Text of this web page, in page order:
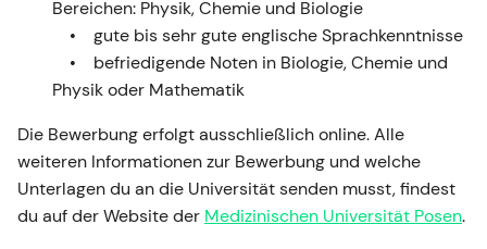
Bereichen: Physik, Chemie und Biologie
gute bis sehr gute englische Sprachkenntnisse
befriedigende Noten in Biologie, Chemie und
Physik oder Mathematik
Die Bewerbung erfolgt ausschließlich online. Alle
weiteren Informationen zur Bewerbung und welche
Unterlagen du an die Universität senden musst, findest
du auf der Website der Medizinischen Universität Posen.